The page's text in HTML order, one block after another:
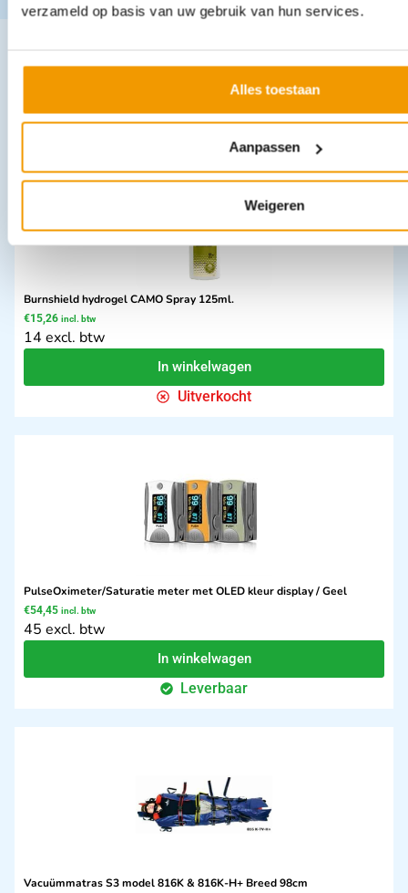
verzameld op basis van uw gebruik van hun services.
Alles toestaan
Aanpassen
Weigeren
Andere producten in deze
Burnshield hydrogel CAMO Spray 125ml.
€15,26 incl. btw
14 excl. btw
In winkelwagen
Uitverkocht
PulseOximeter/Saturatie meter met OLED kleur display / Geel
€54,45 incl. btw
45 excl. btw
In winkelwagen
Leverbaar
Vacuümmatras S3 model 816K & 816K-H+ Breed 98cm